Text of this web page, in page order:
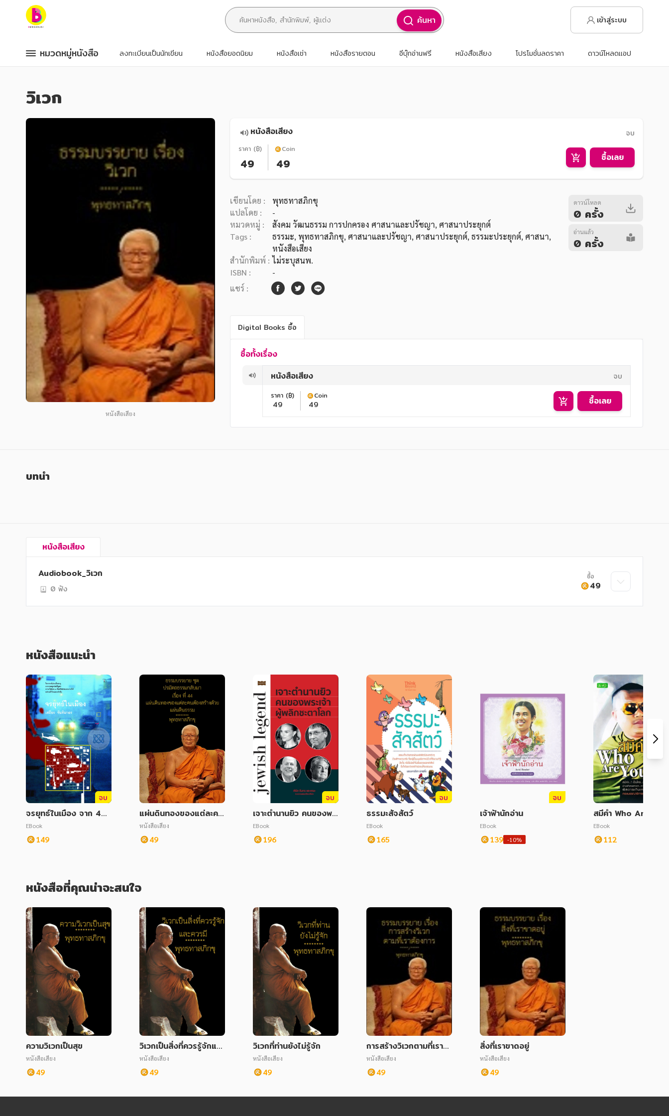
หมวดหมู่หนังสือ
หมวดหมู่ยอดนิยม
หนังสือออกใหม่
หนังสือเช่า
อีบุ๊กอ่านฟรี
หนังสือเสียง
อาหาร สุขภาพ การแพทย์
ศิลปะ บันเทิง กีฬา ท่องเที่ยว
การเงิน การลงทุน บริหาร
นิตยสาร หนังสือพิมพ์
ครอบครัว
วรรณกรรม
การเกษตร ชีววิทยา
การเรียน การศึกษา
เทคโนโลยี การสื่อสาร วิทยาศาสตร์
การพัฒนาตนเอง
ค้นหา เข้าสู่ระบบ
หมวดหมู่หนังสือ
หมวดหมู่หนังสือ
หมวดหมู่ยอดนิยม
หนังสือออกใหม่
หนังสือเช่า
อีบุ๊กอ่านฟรี
หนังสือเสียง
อาหาร สุขภาพ การแพทย์
ศิลปะ บันเทิง กีฬา ท่องเที่ยว
การเงิน การลงทุน บริหาร
นิตยสาร หนังสือพิมพ์
ครอบครัว
วรรณกรรม
การเกษตร ชีววิทยา
การเรียน การศึกษา
เทคโนโลยี การสื่อสาร วิทยาศาสตร์
การพัฒนาตนเอง
ลงทะเบียนเป็นนักเขียน หนังสือยอดนิยม หนังสือเช่า หนังสือรายตอน อีบุ๊กอ่านฟรี หนังสือเสียง โปรโมชั่นลดราคา ดาวน์โหลดแอป
วิเวก
หนังสือเสียง
หนังสือเสียง จบ
ราคา (฿)
49
Coin
49 ซื้อเลย
เขียนโดย :
พุทธทาสภิกขุ
แปลโดย :
-
หมวดหมู่ :
สังคม วัฒนธรรม การปกครอง ศาสนาและปรัชญา, ศาสนาประยุกต์
Tags :
ธรรมะ, พุทธทาสภิกขุ, ศาสนาและปรัชญา, ศาสนาประยุกต์, ธรรมะประยุกต์, ศาสนา,
หนังสือเสียง
สำนักพิมพ์ : ไม่ระบุสนพ.
ISBN :
-
แชร์ :
ดาวน์โหลด
0 ครั้ง
อ่านแล้ว
0 ครั้ง
Digital Books ซื้อ
ซื้อทั้งเรื่อง
หนังสือเสียง
จบ
ราคา (฿)
49
Coin
49 ซื้อเลย
บทนำ
หนังสือเสียง
Audiobook_วิเวก
0 ฟัง
ซื้อ
49
หนังสือแนะนำ
จบ
จรยุทธ์ในเมือง จาก 4
ม.ค. - 28 เม.ย. และ 25
ต.ค.2547 พ.1
EBook
149
แผ่นดินทองของแต่ละคน
ต้องสร้างด้วยแผ่นดินธร
รม ชุด ปรมัตถธรรมกลับ
มา
หนังสือเสียง
49
จบ
เจาะตำนานยิว คนของพร
ะเจ้า ผู้พลิกชะตาโลก
EBook
196
จบ
ธรรมะสัจสัตว์
EBook
165
จบ
เจ้าฟ้านักอ่าน
EBook
139 -10%
สมีคำ Who Are You
EBook
112
หนังสือที่คุณน่าจะสนใจ
ความวิเวกเป็นสุข
หนังสือเสียง
49
วิเวกเป็นสิ่งที่ควรรู้จักและ
ควรมี
หนังสือเสียง
49
วิเวกที่ท่านยังไม่รู้จัก
หนังสือเสียง
49
การสร้างวิเวกตามที่เราต้
องการ
หนังสือเสียง
49
สิ่งที่เราขาดอยู่
หนังสือเสียง
49